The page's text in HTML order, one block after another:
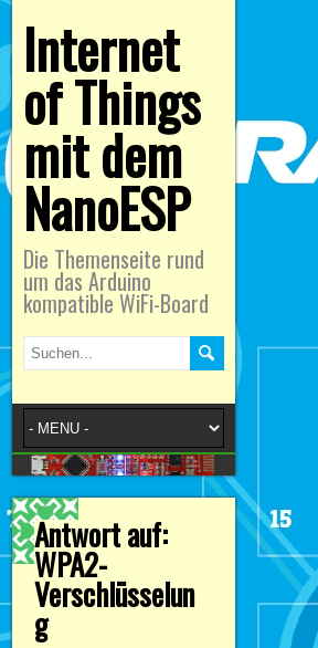
Internet
of Things
mit dem
NanoESP
Die Themenseite rund
um das Arduino
kompatible WiFi-Board
Antwort auf:
WPA2-
Verschlüsselun
g